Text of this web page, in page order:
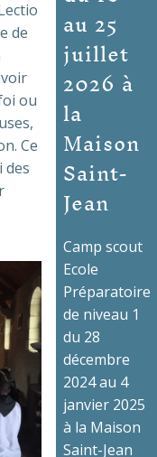
de
ou
Ce
des
au 25
juillet
2026 à
la
Maison
Saint-
Jean
Camp scout
Ecole
Préparatoire
de niveau 1
du 28
décembre
2024 au 4
janvier 2025
à la Maison
Saint-Jean